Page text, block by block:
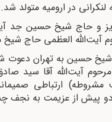
در ارومیه متولد شد.
حاج شیخ حسین جد
آیت‌اللّه‌ العظمى حاج
حسین به تهران دعوت
آیت‌اللّه‌ آقا سید
مشروطه) ارتباطى
پیش از عزیمت به نجف